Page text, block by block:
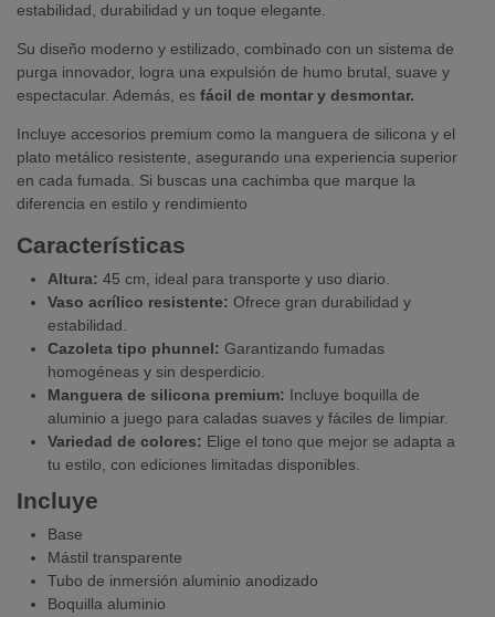
estabilidad, durabilidad y un toque elegante.
Su diseño moderno y estilizado, combinado con un sistema de
purga innovador, logra una expulsión de humo brutal, suave y
espectacular. Además, es fácil de montar y desmontar.
Incluye accesorios premium como la manguera de silicona y el
plato metálico resistente, asegurando una experiencia superior
en cada fumada. Si buscas una cachimba que marque la
diferencia en estilo y rendimiento
Características
Altura: 45 cm, ideal para transporte y uso diario.
Vaso acrílico resistente: Ofrece gran durabilidad y
estabilidad.
Cazoleta tipo phunnel: Garantizando fumadas
homogéneas y sin desperdicio.
Manguera de silicona premium: Incluye boquilla de
aluminio a juego para caladas suaves y fáciles de limpiar.
Variedad de colores: Elige el tono que mejor se adapta a
tu estilo, con ediciones limitadas disponibles.
Incluye
Base
Mástil transparente
Tubo de inmersión aluminio anodizado
Boquilla aluminio